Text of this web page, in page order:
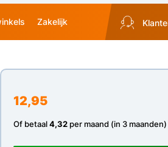
Zakelijk
12,95
Of betaal4,32per maand (in 3 maanden)